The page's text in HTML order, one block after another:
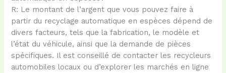
R: Le montant de l’argent que vous pouvez faire à
partir du recyclage automatique en espèces dépend de
divers facteurs, tels que la fabrication, le modèle et
l’état du véhicule, ainsi que la demande de pièces
spécifiques. Il est conseillé de contacter les recycleurs
automobiles locaux ou d’explorer les marchés en ligne